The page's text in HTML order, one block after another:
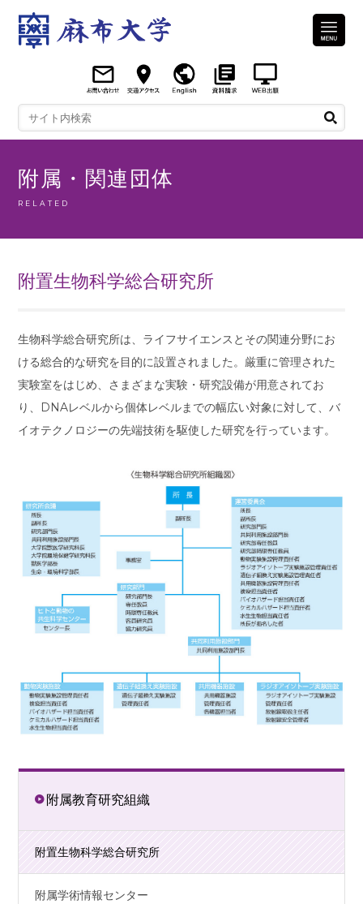
附属・関連団体
RELATED
附置生物科学総合研究所
生物科学総合研究所は、ライフサイエンスとその関連分野にお
ける総合的な研究を目的に設置されました。厳重に管理された
実験室をはじめ、さまざまな実験・研究設備が用意されてお
り、DNAレベルから個体レベルまでの幅広い対象に対して、バ
イオテクノロジーの先端技術を駆使した研究を行っています。
附属教育研究組織
附置生物科学総合研究所
附属学術情報センター